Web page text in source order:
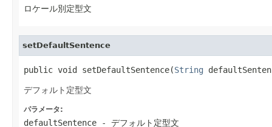
ロケール別定型文
setDefaultSentence
public void setDefaultSentence(String
デフォルト定型文
パラメータ:
defaultSentence - デフォルト定型文